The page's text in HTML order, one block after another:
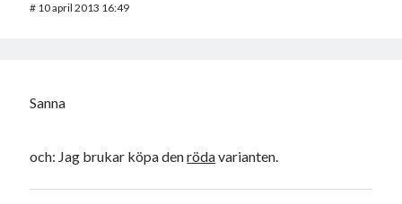
# 10 april 2013 16:49
Sanna
och: Jag brukar köpa denrödavarianten.